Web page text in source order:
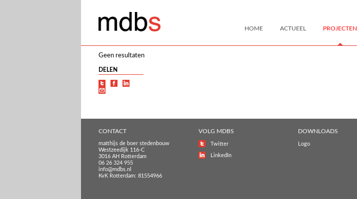
HOME ACTUEEL PROJECTEN
Geen resultaten
DELEN
CONTACT
matthijs de boer stedenbouw
Westzeedijk 116-C
3016 AH Rotterdam
06 26 324 955
info@mdbs.nl
KvK Rotterdam: 81554966
VOLG MDBS
Twitter
LinkedIn
DOWNLOADS
Logo